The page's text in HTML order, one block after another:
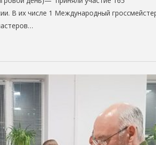
В их числе 1 Международный